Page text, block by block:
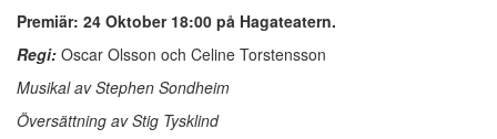
Premiär: 24 Oktober 18:00 på Hagateatern.
Regi: Oscar Olsson och Celine Torstensson
Musikal av Stephen Sondheim
Översättning av Stig Tysklind